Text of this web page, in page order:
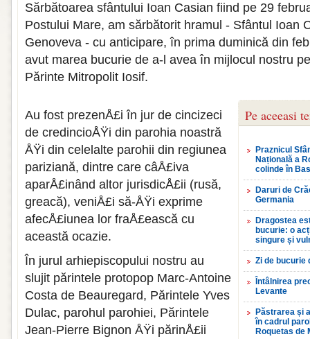
Sărbătoarea sfântului Ioan Casian fiind pe 29
Postului Mare, am sărbătorit hramul - Sfântul Ioan
Genoveva - cu anticipare, în prima duminică din
avut marea bucurie de a-l avea în mijlocul nostru
Părinte Mitropolit Iosif.
Pe aceeasi
Praznicul
Națională a
colinde în
Daruri de
Germania
Dragostea
bucurie: o
singure și
Zi de bucurie
Întâlnirea
Levante
Păstrarea și
în cadrul
Roquetas de
Au fost prezenÅ£i în jur de cincizeci
de credincioÅŸi din parohia noastră
ÅŸi din celelalte parohii din regiunea
pariziană, dintre care câÅ£iva
aparÅ£inând altor jurisdicÅ£ii (rusă,
greacă), veniÅ£i să-ÅŸi exprime
afecÅ£iunea lor fraÅ£ească cu
această ocazie.
În jurul arhiepiscopului nostru au
slujit părintele protopop Marc-Antoine
Costa de Beauregard, Părintele Yves
Dulac, parohul parohiei, Părintele
Jean-Pierre Bignon ÅŸi părinÅ£ii